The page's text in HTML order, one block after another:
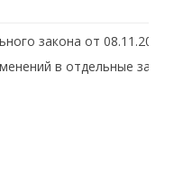
закона от
в отдельные